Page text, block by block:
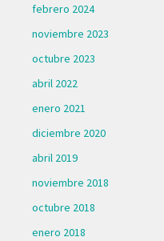
febrero 2024
noviembre 2023
octubre 2023
abril 2022
enero 2021
diciembre 2020
abril 2019
noviembre 2018
octubre 2018
enero 2018